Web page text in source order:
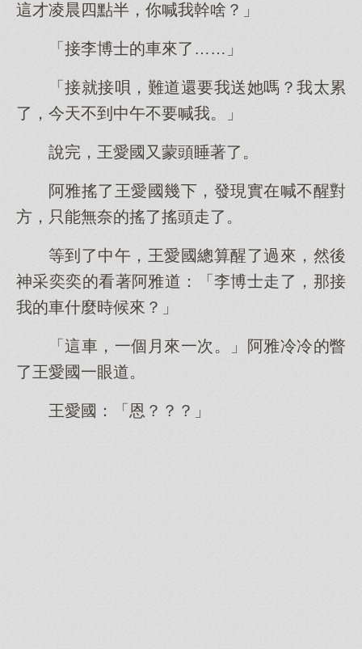
這才凌晨四點半，你喊我幹啥？」
「接李博士的車來了……」
「接就接唄，難道還要我送她嗎？我太累
了，今天不到中午不要喊我。」
說完，王愛國又蒙頭睡著了。
阿雅搖了王愛國幾下，發現實在喊不醒對
方，只能無奈的搖了搖頭走了。
等到了中午，王愛國總算醒了過來，然後
神采奕奕的看著阿雅道：「李博士走了，那接
我的車什麼時候來？」
「這車，一個月來一次。」阿雅冷冷的瞥
了王愛國一眼道。
王愛國：「恩？？？」